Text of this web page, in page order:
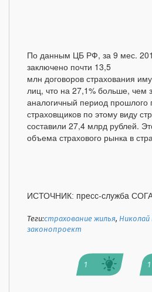
По данным ЦБ РФ, за 9 мес.
заключено почти 13,5
млн договоров страхования
лиц, что на 27,1% больше, чем
аналогичный период прошлого
страховщиков по этому виду
составили 27,4 млрд рублей.
объема страхового рынка в
ИСТОЧНИК: пресс-служба
Теги:страхование жилья,
законопроект
1 1